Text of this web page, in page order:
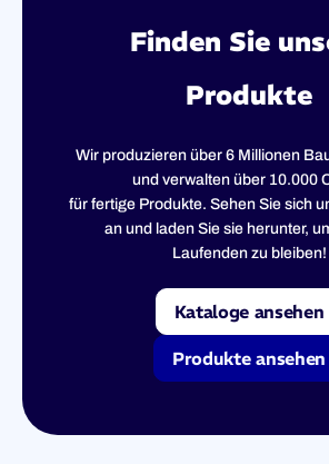
Finden Sie
Produkte
Wir produzieren über 6 Millionen
und verwalten über 10.000
für fertige Produkte. Sehen Sie sich
an und laden Sie sie herunter,
Laufenden zu bleiben!
Kataloge ansehen
Produkte ansehen